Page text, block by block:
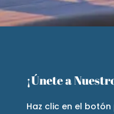
¡Únete a
Haz clic en el botón